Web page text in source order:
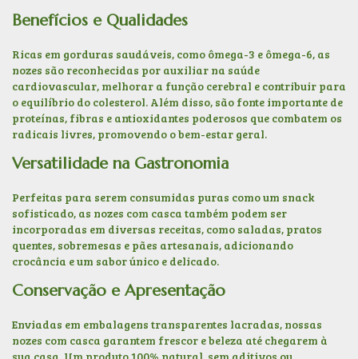
Benefícios e Qualidades
Ricas em gorduras saudáveis, como ômega-3 e ômega-6, as
nozes são reconhecidas por auxiliar na saúde
cardiovascular, melhorar a função cerebral e contribuir para
o equilíbrio do colesterol. Além disso, são fonte importante de
proteínas, fibras e antioxidantes poderosos que combatem os
radicais livres, promovendo o bem-estar geral.
Versatilidade na Gastronomia
Perfeitas para serem consumidas puras como um snack
sofisticado, as nozes com casca também podem ser
incorporadas em diversas receitas, como saladas, pratos
quentes, sobremesas e pães artesanais, adicionando
crocância e um sabor único e delicado.
Conservação e Apresentação
Enviadas em embalagens transparentes lacradas, nossas
nozes com casca garantem frescor e beleza até chegarem à